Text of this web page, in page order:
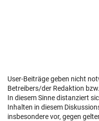
User-Beiträge geben nicht
Betreibers/der Redaktion
In diesem Sinne distanziert
Inhalten in diesem
insbesondere vor, gegen